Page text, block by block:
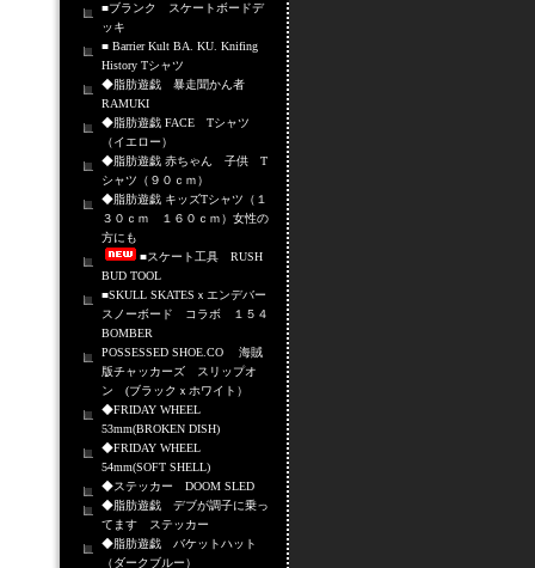
■ブランク スケートボードデ
ッキ
■ Barrier Kult BA. KU. Knifing
History Tシャツ
◆脂肪遊戯 暴走聞かん者
RAMUKI
◆脂肪遊戯 FACE Tシャツ
（イエロー）
◆脂肪遊戯 赤ちゃん 子供 T
シャツ（９０ｃｍ）
◆脂肪遊戯 キッズTシャツ（１
３０ｃｍ １６０ｃｍ）女性の
方にも
■スケート工具 RUSH
BUD TOOL
■SKULL SKATESｘエンデバー
スノーボード コラボ １５４
BOMBER
POSSESSED SHOE.CO 海賊
版チャッカーズ スリップオ
ン (ブラックｘホワイト）
◆FRIDAY WHEEL
53mm(BROKEN DISH)
◆FRIDAY WHEEL
54mm(SOFT SHELL)
◆ステッカー DOOM SLED
◆脂肪遊戯 デブが調子に乗っ
てます ステッカー
◆脂肪遊戯 バケットハット
（ダークブルー）